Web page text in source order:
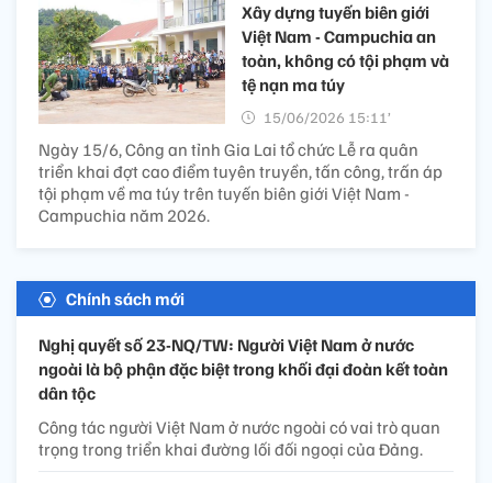
Xây dựng tuyến biên giới
Việt Nam - Campuchia an
toàn, không có tội phạm và
tệ nạn ma túy
15/06/2026 15:11’
Ngày 15/6, Công an tỉnh Gia Lai tổ chức Lễ ra quân
triển khai đợt cao điểm tuyên truyền, tấn công, trấn áp
tội phạm về ma túy trên tuyến biên giới Việt Nam -
Campuchia năm 2026.
Chính sách mới
Nghị quyết số 23-NQ/TW: Người Việt Nam ở nước
ngoài là bộ phận đặc biệt trong khối đại đoàn kết toàn
dân tộc
Công tác người Việt Nam ở nước ngoài có vai trò quan
trọng trong triển khai đường lối đối ngoại của Đảng.